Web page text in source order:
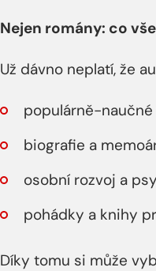
Nejen romány: co
Už dávno neplatí, že
populárně-
biografie a
osobní rozvoj a
pohádky a knihy
Díky tomu si může